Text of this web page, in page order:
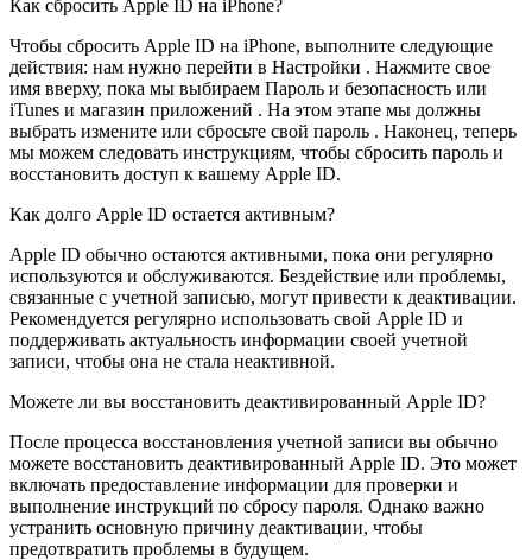
Как сбросить Apple ID на iPhone?
Чтобы сбросить Apple ID на iPhone, выполните следующие
действия: нам нужно перейти в Настройки . Нажмите свое
имя вверху, пока мы выбираем Пароль и безопасность или
iTunes и магазин приложений . На этом этапе мы должны
выбрать измените или сбросьте свой пароль . Наконец, теперь
мы можем следовать инструкциям, чтобы сбросить пароль и
восстановить доступ к вашему Apple ID.
Как долго Apple ID остается активным?
Apple ID обычно остаются активными, пока они регулярно
используются и обслуживаются. Бездействие или проблемы,
связанные с учетной записью, могут привести к деактивации.
Рекомендуется регулярно использовать свой Apple ID и
поддерживать актуальность информации своей учетной
записи, чтобы она не стала неактивной.
Можете ли вы восстановить деактивированный Apple ID?
После процесса восстановления учетной записи вы обычно
можете восстановить деактивированный Apple ID. Это может
включать предоставление информации для проверки и
выполнение инструкций по сбросу пароля. Однако важно
устранить основную причину деактивации, чтобы
предотвратить проблемы в будущем.